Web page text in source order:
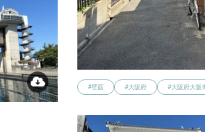
#壁面 #大阪府 #大阪府大阪